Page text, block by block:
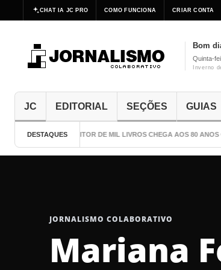
CHAT IA JC PRO COMO FUNCIONA CRIAR CONTA
Bom
Quinta-
Inverno
JC EDITORIAL SEÇÕES GUIAS
DESTAQUES
O ESCRITOR DE MIL LIVROS CHEGA AOS 80 ANOS
JORNALISMO COLABORATIVO
Mariana